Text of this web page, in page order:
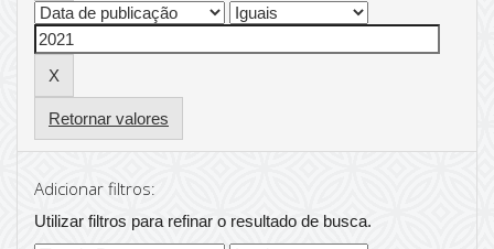
Retornar valores
Adicionar filtros:
Utilizar filtros para refinar o resultado de busca.